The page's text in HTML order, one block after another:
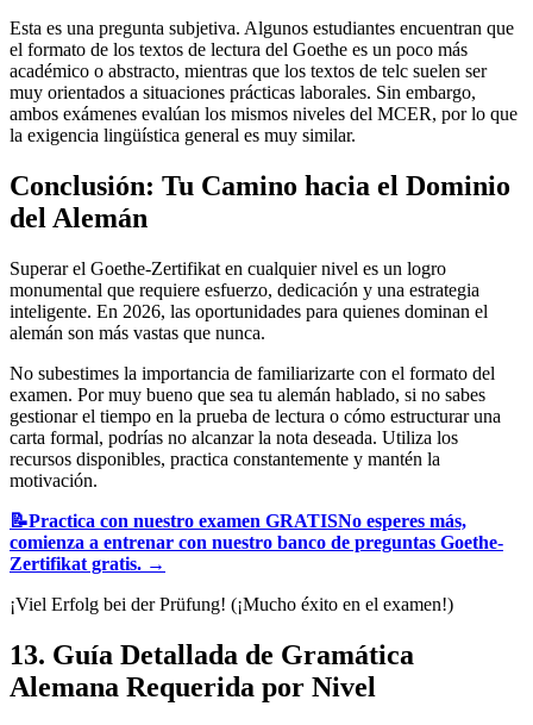
Esta es una pregunta subjetiva. Algunos estudiantes encuentran que
el formato de los textos de lectura del Goethe es un poco más
académico o abstracto, mientras que los textos de telc suelen ser
muy orientados a situaciones prácticas laborales. Sin embargo,
ambos exámenes evalúan los mismos niveles del MCER, por lo que
la exigencia lingüística general es muy similar.
Conclusión: Tu Camino hacia el Dominio
del Alemán
Superar el Goethe-Zertifikat en cualquier nivel es un logro
monumental que requiere esfuerzo, dedicación y una estrategia
inteligente. En 2026, las oportunidades para quienes dominan el
alemán son más vastas que nunca.
No subestimes la importancia de familiarizarte con el formato del
examen. Por muy bueno que sea tu alemán hablado, si no sabes
gestionar el tiempo en la prueba de lectura o cómo estructurar una
carta formal, podrías no alcanzar la nota deseada. Utiliza los
recursos disponibles, practica constantemente y mantén la
motivación.
📝Practica con nuestro examen GRATISNo esperes más,
comienza a entrenar con nuestro banco de preguntas Goethe-
Zertifikat gratis. →
¡Viel Erfolg bei der Prüfung! (¡Mucho éxito en el examen!)
13. Guía Detallada de Gramática
Alemana Requerida por Nivel